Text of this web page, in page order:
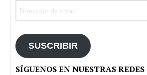
SUSCRIBIR
SÍGUENOS EN NUESTRAS